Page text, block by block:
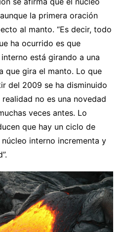
la primera oración
al manto. “Es decir, todo
ha ocurrido es que
está girando a una
que gira el manto. Lo que
del 2009 se ha disminuido
no es una novedad
veces antes. Lo
que hay un ciclo de
interno incrementa y